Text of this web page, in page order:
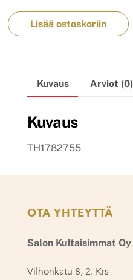
Lisää ostoskoriin
Kuvaus Arviot (0)
Kuvaus
TH1782755
OTA YHTEYTTÄ
Salon Kultaisimmat Oy
Vilhonkatu 8, 2. Krs